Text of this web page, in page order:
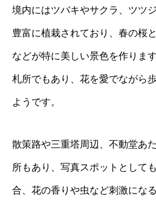
境内にはツバキやサクラ、ツツ
豊富に植栽されており、春の桜
などが特に美しい景色を作りま
札所でもあり、花を愛でながら
ようです。
散策路や三重塔周辺、不動堂あ
所もあり、写真スポットとして
合、花の香りや虫など刺激にな